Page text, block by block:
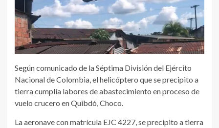
Según comunicado de la Séptima División del Ejército
Nacional de Colombia, el helicóptero que se precipito a
tierra cumplía labores de abastecimiento en proceso de
vuelo crucero en Quibdó, Choco.
La aeronave con matrícula EJC 4227, se precipito a tierra